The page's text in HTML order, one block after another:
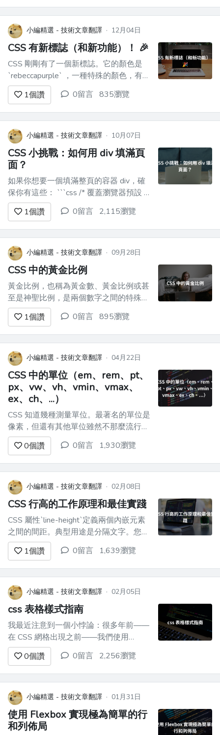
接使用`img`標籤，好處有很多，比如 1.
`img`支持天然懶加載，設置
`loading="lazy"...
小編精選 - 技術文章翻譯 · 12月04日
CSS 有新標誌（和新功能）！ 🎉
CSS 剛剛有了一個新標誌。它的顏色是
`rebeccapurple` ，一種特殊的顏色，有一
個你可能不知道的故事。 `rebeccapurple`
的故事 ------------------
`rebeccapurple`這個名字代表了 Web 開
發社群中的一個悲傷故事。該顏色 ( `...
1個讚 0留言 835瀏覽
小編精選 - 技術文章翻譯 · 10月07日
CSS 小挑戰：如何用 div 填滿頁
面？
如果你想要一個填滿整頁的容器 div，確
保你有這些： ```css /* 覆蓋瀏覽器預設 */
html, body { margin: 0; padding: 0; } /* 使
用視口相對單位以完全覆蓋頁面 */ body {
height: 100vh; ...
1個讚 0留言 2,115瀏覽
小編精選 - 技術文章翻譯 · 09月28日
CSS 中的黃金比例
黃金比例，也稱為黃金數、黃金比例或甚
至是神聖比例，是兩個數字之間的特殊關
係，其大約等於 1.618。它常用希臘字母
「phi」表示。值得注意的是，這個比例
與費波那契數列有著密切的聯繫—這是一
系列的數字，每個數字都是前兩個數字的
總和。費波那契數列以 0、1 開始，然後
繼續：1、2、3、5、8、13、21...
1個讚 0留言 895瀏覽
小編精選 - 技術文章翻譯 · 04月22日
CSS 中的單位（em、rem、pt、
px、vw、vh、vmin、vmax、
ex、ch、...）
CSS 知道幾種測量單位。最著名的單位是
像素，但還有其他單位雖然不那麼流行，
但在某些用例中非常方便。 本文涵蓋相
對單位、絕對單位和視口單位。 |媒體|建
議|偶爾使用|不經常使用|不建議| |-----|-
-----------|--------------|-------------
-...
0個讚 0留言 1,930瀏覽
小編精選 - 技術文章翻譯 · 02月08日
CSS 行高的工作原理和最佳實踐
CSS 屬性`line-height`定義兩個內嵌元素
之間的間距。典型用途是分隔文字。您可
以看到人們將其與“前導”進行比較，“前
導”是印刷術中使用的術語，指兩行文本
的基線之間的空間。 `line-height`工作方
式不同。它在文字上方和下方加入了空
間。 ![行距與行高](https:...
1個讚 0留言 1,639瀏覽
小編精選 - 技術文章翻譯 · 02月05日
css 表格樣式指南
我最近注意到一個小悖論：很多年前——
在 CSS 網格出現之前——我們使用
`<table>`來模擬網格佈局。現在我們*有
了*網格佈局，我們用它們來模擬表格！
這是錯誤的。表格用於**表格**資料；在
一堆`<div>`中呈現表格資料是沒有意義
的。 造成這種弊端的原因可能是因為表
格的樣式可能**有點*...
0個讚 0留言 2,256瀏覽
小編精選 - 技術文章翻譯 · 01月31日
使用 Flexbox 實現極為簡單的行
和列佈局